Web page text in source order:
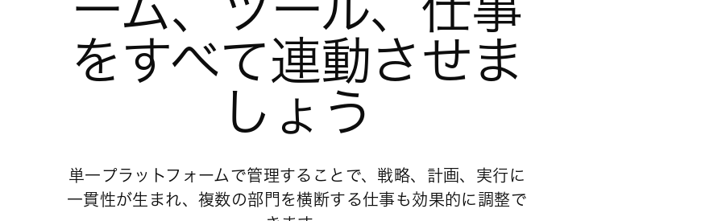
をすべて連動させま
しょう
単一プラットフォームで管理することで、戦略、計画、実行に
一貫性が生まれ、複数の部門を横断する仕事も効果的に調整で